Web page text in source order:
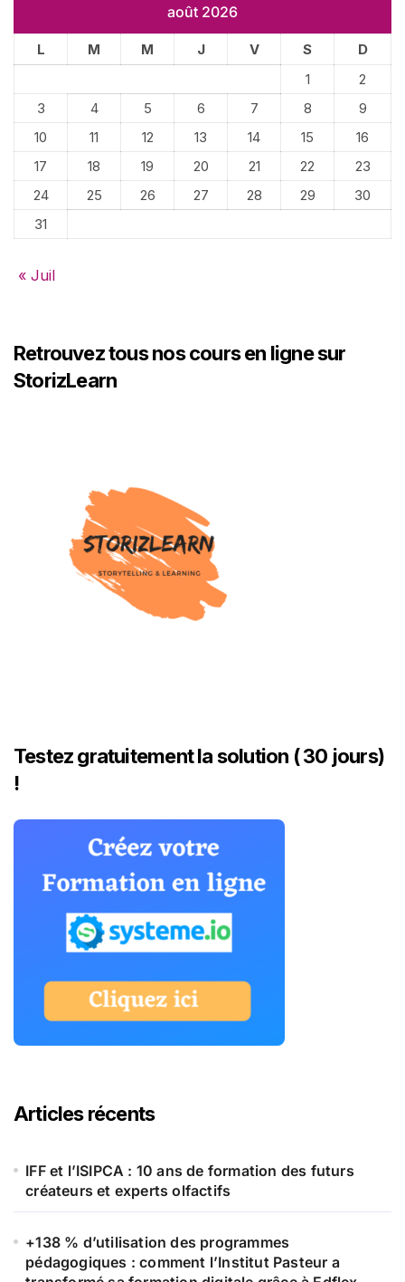
août 2026
L M M J V S
D
1
2
3
4 5 6 7 8
9
10
11 12 13 14 15
16
17
18 19 20 21 22
23
24
25 26 27 28 29
30
31
« Juil
Retrouvez tous nos cours en ligne sur
StorizLearn
Testez gratuitement la solution ( 30 jours)
!
Articles récents
IFF et l’ISIPCA : 10 ans de formation des futurs
créateurs et experts olfactifs
+138 % d’utilisation des programmes
pédagogiques : comment l’Institut Pasteur a